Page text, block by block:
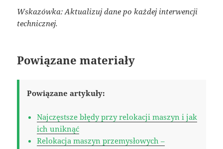
Wskazówka: Aktualizuj dane po każdej interwencji
technicznej.
Powiązane materiały
Powiązane artykuły:
Najczęstsze błędy przy relokacji maszyn i jak
ich uniknąć
Relokacja maszyn przemysłowych –